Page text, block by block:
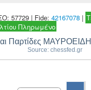
57729 | Fide: 42167078 |
Πληρωμένο
Παρτίδες
Source: chessfed.gr